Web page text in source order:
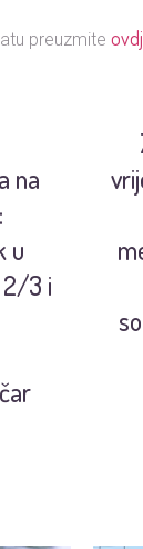
preuzmite
na
u
2/3 i